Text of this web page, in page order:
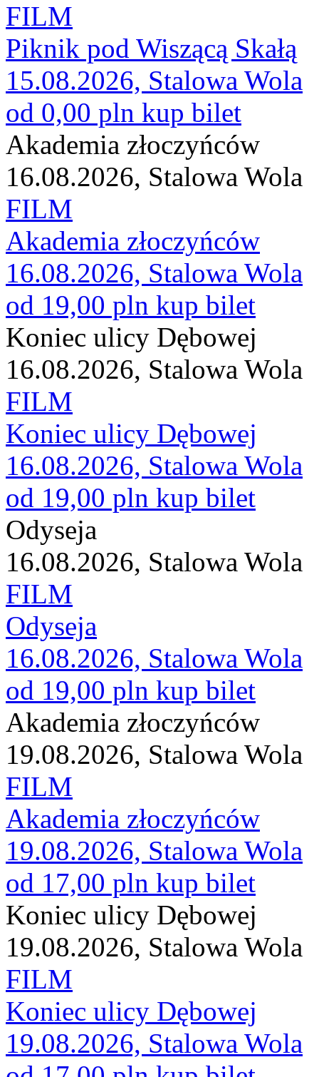
FILM
Piknik pod Wiszącą Skałą
15.08.2026, Stalowa Wola
od 0,00 pln kup bilet
Akademia złoczyńców
16.08.2026, Stalowa Wola
FILM
Akademia złoczyńców
16.08.2026, Stalowa Wola
od 19,00 pln kup bilet
Koniec ulicy Dębowej
16.08.2026, Stalowa Wola
FILM
Koniec ulicy Dębowej
16.08.2026, Stalowa Wola
od 19,00 pln kup bilet
Odyseja
16.08.2026, Stalowa Wola
FILM
Odyseja
16.08.2026, Stalowa Wola
od 19,00 pln kup bilet
Akademia złoczyńców
19.08.2026, Stalowa Wola
FILM
Akademia złoczyńców
19.08.2026, Stalowa Wola
od 17,00 pln kup bilet
Koniec ulicy Dębowej
19.08.2026, Stalowa Wola
FILM
Koniec ulicy Dębowej
19.08.2026, Stalowa Wola